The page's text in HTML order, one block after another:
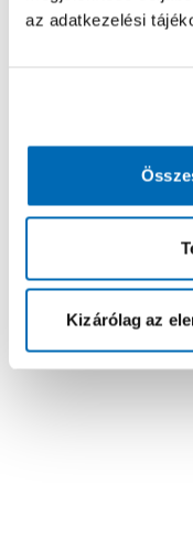
az adatkezelési
Kizárólag az